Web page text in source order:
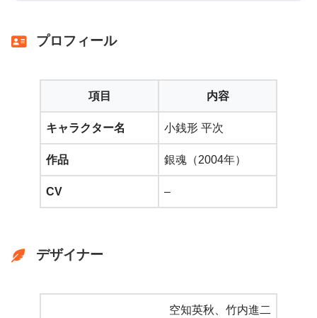
プロフィール
項目 内容
キャラクター名 小銭形 平次
作品 銀魂（2004年）
CV –
デザイナー
空知英秋、竹内進二